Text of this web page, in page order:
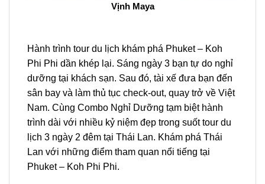
Vịnh Maya
Hành trình tour du lịch khám phá Phuket – Koh
Phi Phi dần khép lại. Sáng ngày 3 bạn tự do nghỉ
dưỡng tại khách sạn. Sau đó, tài xế đưa bạn đến
sân bay và làm thủ tục check-out, quay trở về Việt
Nam. Cùng Combo Nghỉ Dưỡng tạm biệt hành
trình dài với nhiều kỷ niệm đẹp trong suốttour du
lịch 3 ngày 2 đêm tại Thái Lan. Khám phá Thái
Lan với những điểm tham quan nổi tiếng tại
Phuket – Koh Phi Phi.